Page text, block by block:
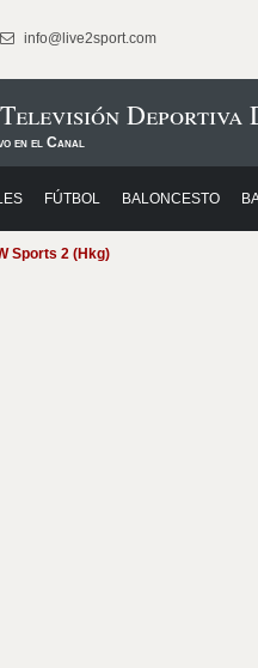
info@live2sport.com
Deportiva
en el Canal
FÚTBOL BALONCESTO
Sports 2 (Hkg)